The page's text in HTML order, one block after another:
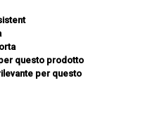
questo prodotto
per questo